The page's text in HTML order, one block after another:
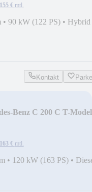
155 € mtl.
• 90 kW (122 PS) • Hybrid
Kontakt
Benz C 200 C T-
163 € mtl.
• 120 kW (163 PS) •